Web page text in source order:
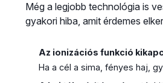
Még a legjobb technológia is
gyakori hiba, amit érdemes
Az ionizációs funkció
Ha a cél a sima, fényes haj,